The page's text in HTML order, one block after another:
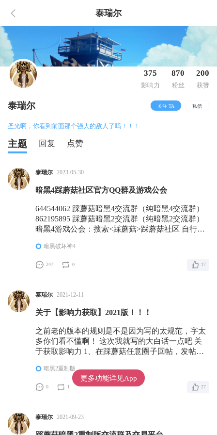
泰瑞尔
375
影响力
870
粉丝
200
获赞
泰瑞尔 关注 TA 私信
圣光啊，你看到前面那个强大的敌人了吗！！！
主题 回复 点赞
泰瑞尔 2023-05-30
暗黑4踩蘑菇社区官方QQ群及游戏公会
644544062 踩蘑菇暗黑4交流群（纯暗黑4交流群）
862195895 踩蘑菇暗黑2交流群（纯暗黑2交流群）
暗黑4游戏公会：搜索<踩蘑菇>踩蘑菇社区 自行申
暗黑破坏神4
247 0 17
泰瑞尔 2021-12-11
关于【影响力获取】2021版！！！
之前老的版本的规则是不是因为写的太规范，字太
多你们看不懂啊！ 这次我就写的大白话一点吧 关
于获取影响力 1、在踩蘑菇任意圈子回帖，发帖都
圈】这两个圈子不能活动影响力 2、关于不知道回
什么帖或不知道发贴的玩家，可以到【多人运动
圈】发一些日常的话题，或者网络上看到的沙雕
圈】发发最近自己看的剧或者动漫的感想，这两个
暗黑2重制版
0 1 27
泰瑞尔 2021-09-23
更多功能详见App